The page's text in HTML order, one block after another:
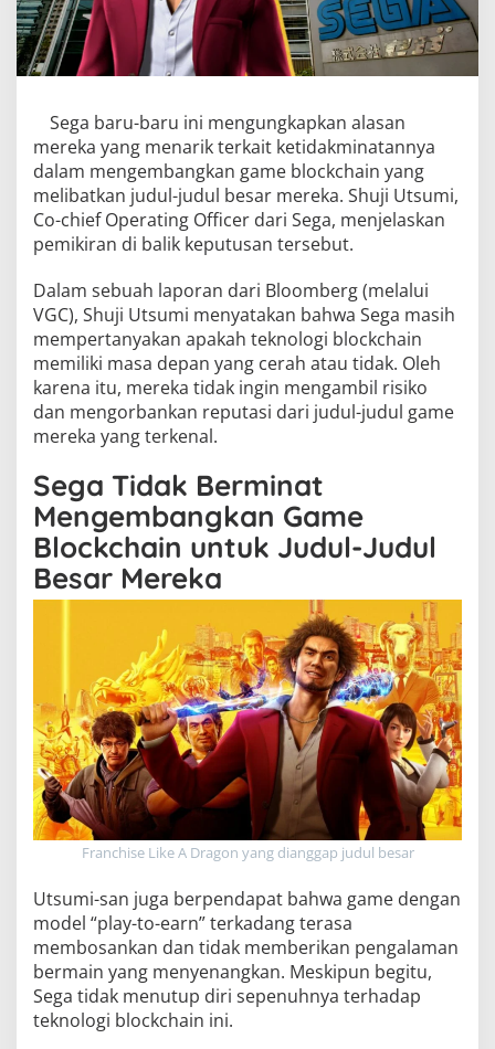
Sega baru-baru ini mengungkapkan alasan
mereka yang menarik terkait ketidakminatannya
dalam mengembangkan game blockchain yang
melibatkan judul-judul besar mereka. Shuji Utsumi,
Co-chief Operating Officer dari Sega, menjelaskan
pemikiran di balik keputusan tersebut.
Dalam sebuah laporan dari Bloomberg (melalui
VGC), Shuji Utsumi menyatakan bahwa Sega masih
mempertanyakan apakah teknologi blockchain
memiliki masa depan yang cerah atau tidak. Oleh
karena itu, mereka tidak ingin mengambil risiko
dan mengorbankan reputasi dari judul-judul game
mereka yang terkenal.
Sega Tidak Berminat
Mengembangkan Game
Blockchain untuk Judul-Judul
Besar Mereka
Franchise Like A Dragon yang dianggap judul besar
Utsumi-san juga berpendapat bahwa game dengan
model “play-to-earn” terkadang terasa
membosankan dan tidak memberikan pengalaman
bermain yang menyenangkan. Meskipun begitu,
Sega tidak menutup diri sepenuhnya terhadap
teknologi blockchain ini.